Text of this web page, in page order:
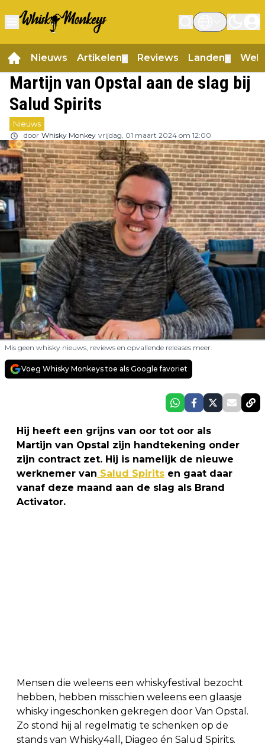
Nieuws Artikelen Reviews Landen
Martijn van Opstal aan de slag bij
Salud Spirits
Nieuws
door Whisky Monkey vrijdag, 01 maart 2024 om 12:00
Mis geen whisky nieuws, reviews en opvallende releases meer.
Voeg Whisky Monkeys toe als Google favoriet
Hij heeft een grijns van oor tot oor als
Martijn van Opstal zijn handtekening onder
zijn contract zet. Hij is namelijk de nieuwe
werknemer van Salud Spirits en gaat daar
vanaf deze maand aan de slag als Brand
Activator.
Mensen die weleens een whiskyfestival bezocht
hebben, hebben misschien weleens een glaasje
whisky ingeschonken gekregen door Van Opstal.
Zo stond hij al regelmatig te schenken op de
stands van Whisky4all, Diageo én Salud Spirits.